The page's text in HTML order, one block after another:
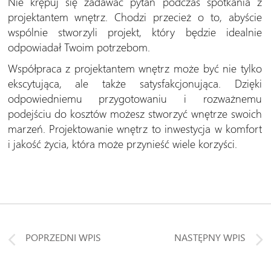
projektantem wnętrz. Chodzi przecież o to, abyście
wspólnie stworzyli projekt, który będzie idealnie
odpowiadał Twoim potrzebom.
Współpraca z projektantem wnętrz może być nie tylko
ekscytująca, ale także satysfakcjonująca. Dzięki
odpowiedniemu przygotowaniu i rozważnemu
podejściu do kosztów możesz stworzyć wnętrze swoich
marzeń. Projektowanie wnętrz to inwestycja w komfort
i jakość życia, która może przynieść wiele korzyści.
POPRZEDNI WPIS NASTĘPNY WPIS